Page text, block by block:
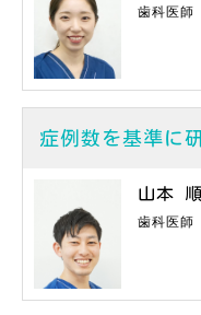
歯科医師
症例数を基準に
山本
歯科医師